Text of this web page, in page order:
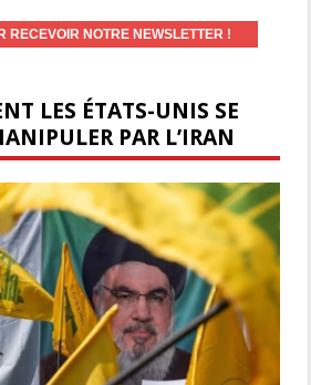
LES ÉTATS-UNIS SE
PAR L’IRAN